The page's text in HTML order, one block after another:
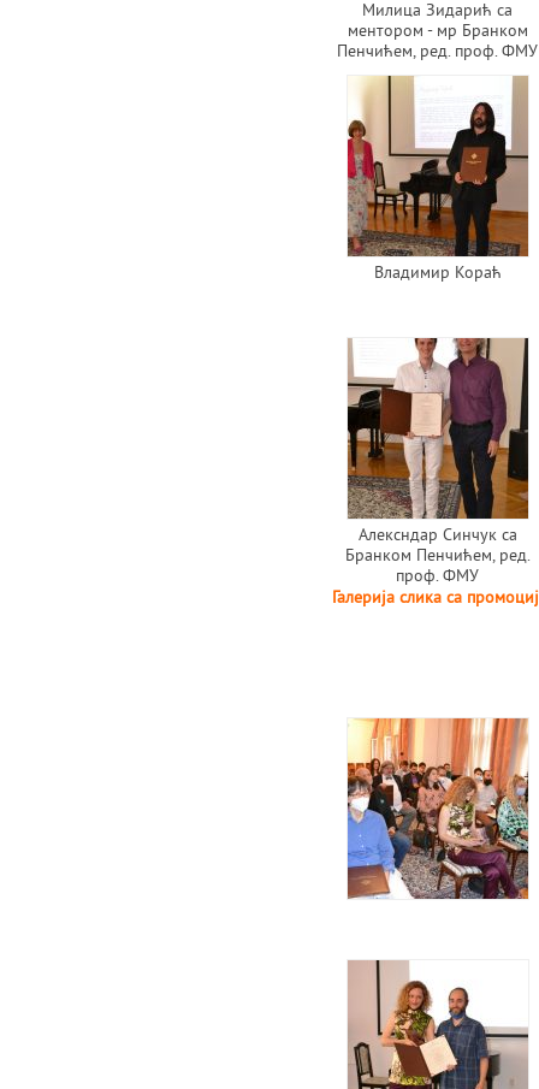
Милица Зидарић са
ментором - мр Бранком
Пенчићем, ред. проф. ФМУ
Владимир Кораћ
Алексндар Синчук са
Бранком Пенчићем, ред.
проф. ФМУ
Галерија слика са